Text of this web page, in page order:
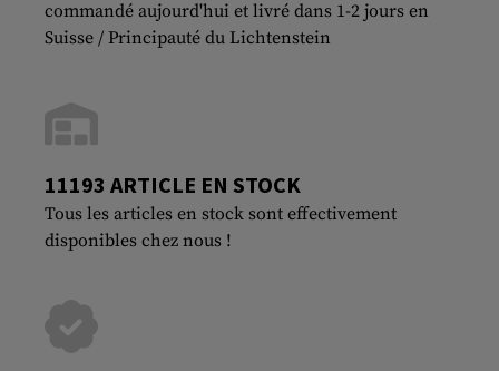
commandé aujourd'hui et livré dans 1-2 jours en
Suisse / Principauté du Lichtenstein
11193 ARTICLE EN STOCK
Tous les articles en stock sont effectivement
disponibles chez nous !